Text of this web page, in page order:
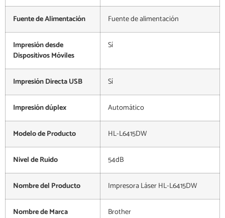
Fuente de Alimentación Fuente de alimentación
Impresión desde
Dispositivos Móviles
Sí
Impresión Directa USB Sí
Impresión dúplex Automático
Modelo de Producto HL-L6415DW
Nivel de Ruido 54dB
Nombre del Producto Impresora Láser HL-L6415DW
Nombre de Marca Brother